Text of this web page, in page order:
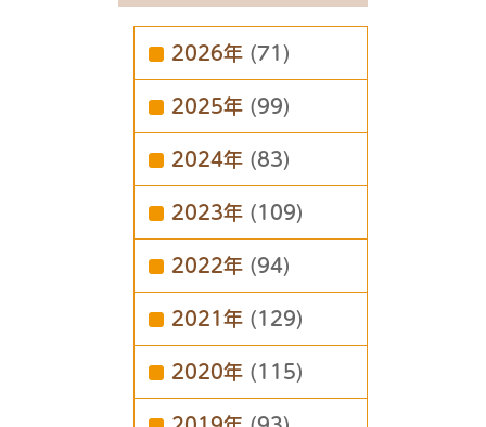
2026年 (71)
2025年 (99)
2024年 (83)
2023年 (109)
2022年 (94)
2021年 (129)
2020年 (115)